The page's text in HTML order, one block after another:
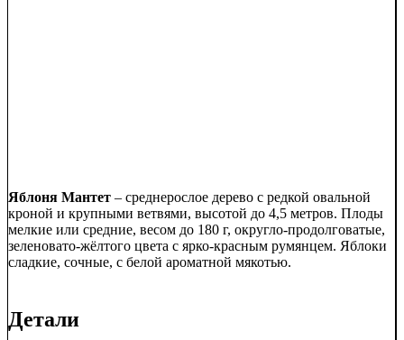
Яблоня Мантет – среднерослое дерево с редкой овальной
кроной и крупными ветвями, высотой до 4,5 метров. Плоды
мелкие или средние, весом до 180 г, округло-продолговатые,
зеленовато-жёлтого цвета с ярко-красным румянцем. Яблоки
сладкие, сочные, с белой ароматной мякотью.
Детали